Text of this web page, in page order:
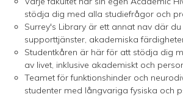
stödja dig med alla studiefrågor och
Surrey's Library är ett annat nav där
supporttjänster, akademiska
Studentkåren är här för att stödja dig
av livet, inklusive akademiskt och
Teamet för funktionshinder och
studenter med långvariga fysiska och